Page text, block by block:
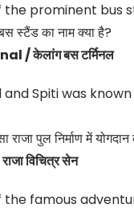
prominent bus
स्टैंड का नाम क्या है?
/ केलांग बस टर्मिनल
and Spiti was
पुल निर्माण में
विचित्र सेन
famous